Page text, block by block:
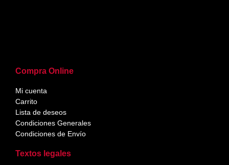
Compra Online
Mi cuenta
Carrito
Lista de deseos
Condiciones Generales
Condiciones de Envío
Textos legales